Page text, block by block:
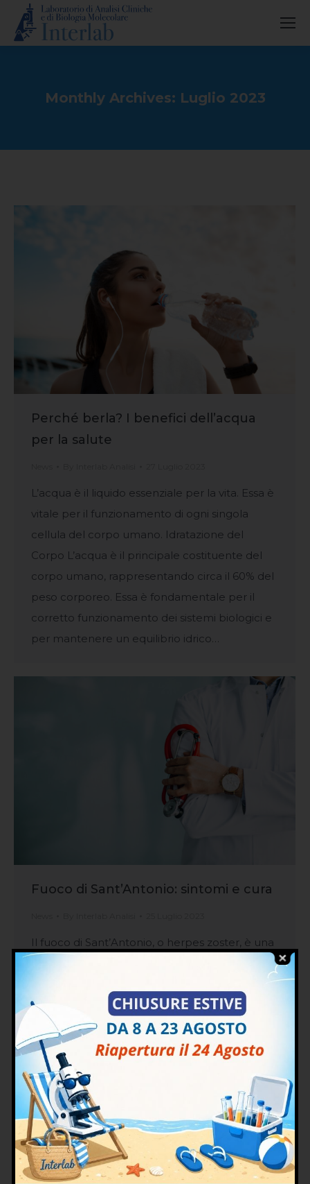
Monthly Archives: Luglio 2023
Perché berla? I benefici dell’acqua
per la salute
L’acqua è il liquido essenziale per la vita. Essa è
vitale per il funzionamento di ogni singola
cellula del corpo umano. Idratazione del
Corpo L’acqua è il principale costituente del
corpo umano, rappresentando circa il 60% del
peso corporeo. Essa è fondamentale per il
corretto funzionamento dei sistemi biologici e
per mantenere un equilibrio idrico…
Fuoco di Sant’Antonio: sintomi e cura
Il fuoco di Sant’Antonio, o herpes zoster, è una
malattia virale dolorosa causata dal virus
responsabile della varicella. Dopo che una
persona ha contratto la varicella, il virus rimane
nel corpo, latente nelle cellule nervose, e può
riattivarsi in futuro, causando il fuoco di
Sant’Antonio. Sintomi del Fuoco di…